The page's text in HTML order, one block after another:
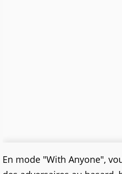
En mode "With Anyone",